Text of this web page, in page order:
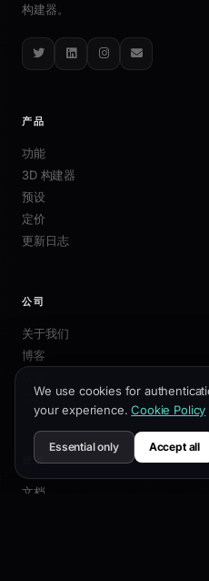
构建器。
TwitterLinkedInInstagram
Email
产品
功能
3D 构建器
预设
定价
更新日志
公司
关于我们
博客
联系我们
资源
文档
We use cookies for
your experience. Cookie Policy
Essential only Accept all